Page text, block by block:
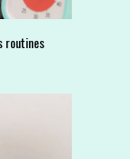
routines